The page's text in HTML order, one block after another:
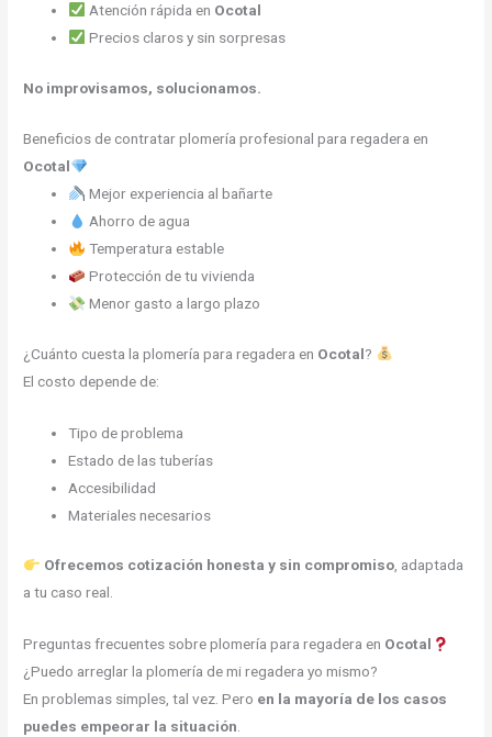
Atención rápida en Ocotal
Precios claros y sin sorpresas
No improvisamos, solucionamos.
Beneficios de contratar plomería profesional para regadera en
Ocotal
Mejor experiencia al bañarte
Ahorro de agua
Temperatura estable
Protección de tu vivienda
Menor gasto a largo plazo
¿Cuánto cuesta la plomería para regadera en Ocotal?
El costo depende de:
Tipo de problema
Estado de las tuberías
Accesibilidad
Materiales necesarios
Ofrecemos cotización honesta y sin compromiso, adaptada
a tu caso real.
Preguntas frecuentes sobre plomería para regadera en Ocotal
¿Puedo arreglar la plomería de mi regadera yo mismo?
En problemas simples, tal vez. Pero en la mayoría de los casos
puedes empeorar la situación